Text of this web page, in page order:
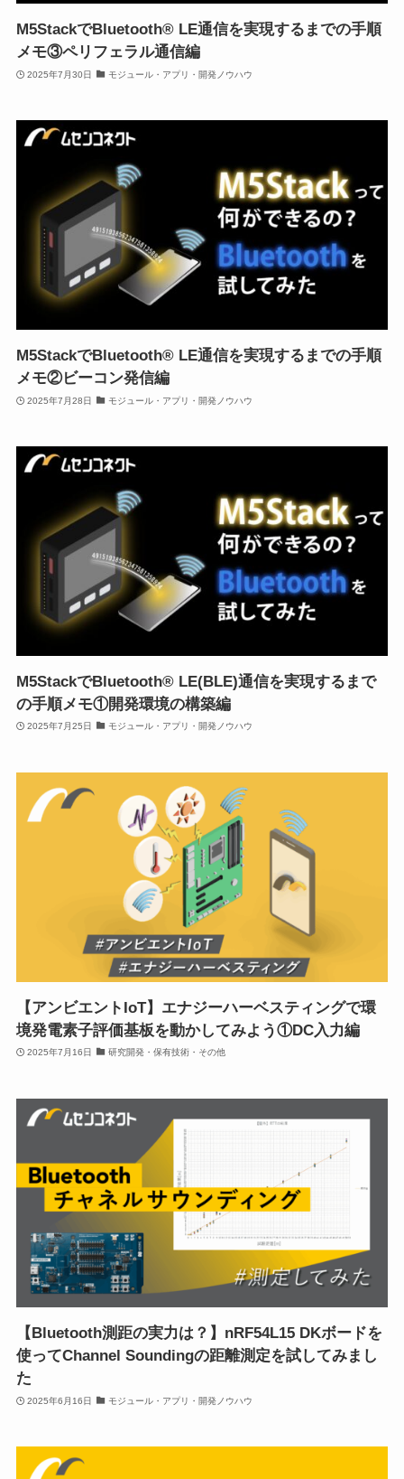
M5StackでBluetooth® LE通信を実現するまでの手順
メモ③ペリフェラル通信編
2025年7月30日 モジュール・アプリ・開発ノウハウ
M5StackでBluetooth® LE通信を実現するまでの手順
メモ②ビーコン発信編
2025年7月28日 モジュール・アプリ・開発ノウハウ
M5StackでBluetooth® LE(BLE)通信を実現するまで
の手順メモ①開発環境の構築編
2025年7月25日 モジュール・アプリ・開発ノウハウ
【アンビエントIoT】エナジーハーベスティングで環
境発電素子評価基板を動かしてみよう①DC入力編
2025年7月16日 研究開発・保有技術・その他
【Bluetooth測距の実力は？】nRF54L15 DKボードを
使ってChannel Soundingの距離測定を試してみまし
た
2025年6月16日 モジュール・アプリ・開発ノウハウ